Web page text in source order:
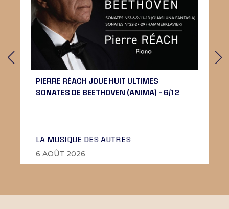
PIERRE RÉACH JOUE HUIT ULTIMES
SONATES DE BEETHOVEN (ANIMA) – 6/12
LA MUSIQUE DES AUTRES
6 AOÛT 2026